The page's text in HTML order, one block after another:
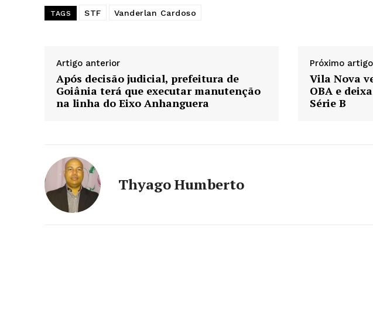
TAGS STF Vanderlan Cardoso
Artigo anterior
Após decisão judicial, prefeitura de
Goiânia terá que executar manutenção
na linha do Eixo Anhanguera
Próximo artigo
Vila Nova
OBA e
Série B
Thyago Humberto